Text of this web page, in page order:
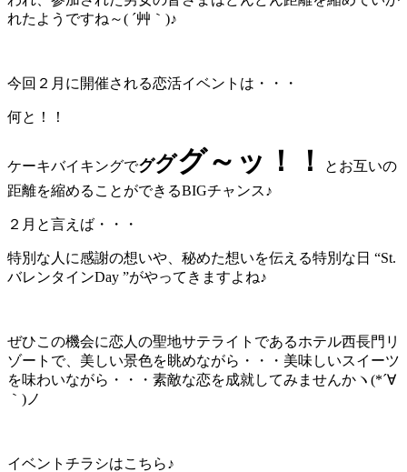
れたようですね～( ´艸｀)♪
今回２月に開催される恋活イベントは・・・
何と！！
ケーキバイキングでグググ～ッ！！
とお互いの
距離を縮めることができるBIGチャンス♪
２月と言えば・・・
特別な人に感謝の想いや、秘めた想いを伝える特別な日 “St.
バレンタインDay ”がやってきますよね♪
ぜひこの機会に恋人の聖地サテライトであるホテル西長門リ
ゾートで、美しい景色を眺めながら・・・美味しいスイーツ
を味わいながら・・・素敵な恋を成就してみませんかヽ(*´∀
｀)ノ
イベントチラシはこちら♪